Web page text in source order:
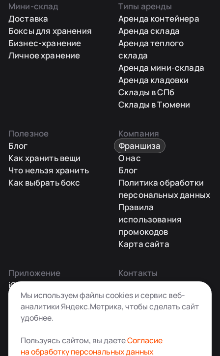
Мини-склад
Доставка
Боксы для хранения
Бизнес-хранение
Личное хранение
Типы аренды
Аренда контейнера
Аренда склада
Аренда теплого
склада
Аренда мини-склада
Аренда кладовки
Склады в СПб
Склады в Тюмени
Полезное
Блог
Как хранить вещи
Что нельзя хранить
Как выбрать бокс
Компания
Франшиза
О нас
Блог
Политика обработки
персональных данных
Правила
использования
промокодов
Карта сайта
Приложение
iOS
Android
Контакты
Заказать звонок
+7 495 181-55-45
info@kladovkin.ru
Мы используем файлы cookies и сервис веб-
аналитики Яндекс.Метрика, чтобы сделать сайт
удобнее.
Пользуясь сайтом, вы даетеСогласие
на обработку персональных данных